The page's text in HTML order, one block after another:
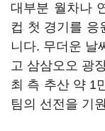
대부분 월차나
컵 첫 경기를 응
니다. 무더운 날
고 삼삼오오 광
최 측 추산 약 1
팀의 선전을 기